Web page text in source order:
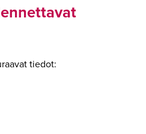
tiedot: